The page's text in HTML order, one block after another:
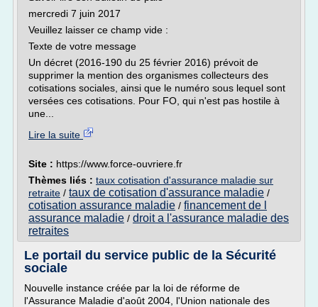
mercredi 7 juin 2017
Veuillez laisser ce champ vide :
Texte de votre message
Un décret (2016-190 du 25 février 2016) prévoit de
supprimer la mention des organismes collecteurs des
cotisations sociales, ainsi que le numéro sous lequel sont
versées ces cotisations. Pour FO, qui n'est pas hostile à
une...
Lire la suite
Site : https://www.force-ouvriere.fr
Thèmes liés : taux cotisation d'assurance maladie sur
retraite / taux de cotisation d'assurance maladie /
cotisation assurance maladie / financement de l
assurance maladie / droit a l'assurance maladie des
retraites
Le portail du service public de la Sécurité
sociale
Nouvelle instance créée par la loi de réforme de
l'Assurance Maladie d'août 2004, l'Union nationale des